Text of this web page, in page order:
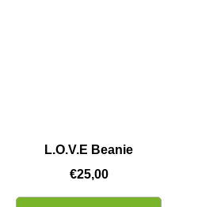
L.O.V.E Beanie
€25,00